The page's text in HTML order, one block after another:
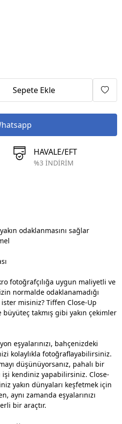
Sepete Ekle
HAVALE/EFT
%3 İNDİRİM
odaklanmasını sağlar
fotoğrafçılığa uygun maliyetli ve
normalde odaklanamadığı
ister misiniz? Tiffen Close-Up
büyüteç takmış gibi yakın çekimler
eşyalarınızı, bahçenizdeki
kolaylıkla fotoğraflayabilirsiniz.
düşünüyorsanız, pahalı bir
kendiniz yapabilirsiniz. Close-
yakın dünyaları keşfetmek için
aynı zamanda eşyalarınızı
bir araçtır.